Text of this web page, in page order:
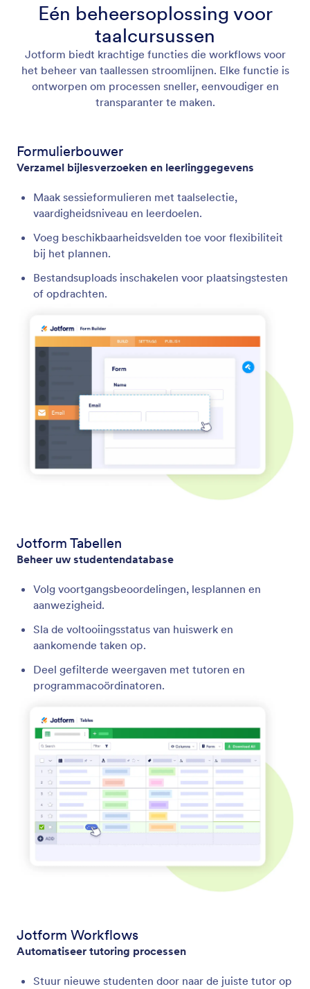
Eén beheersoplossing voor
taalcursussen
Jotform biedt krachtige functies die workflows voor
het beheer van taallessen stroomlijnen. Elke functie is
ontworpen om processen sneller, eenvoudiger en
transparanter te maken.
Formulierbouwer
Verzamel bijlesverzoeken en leerlinggegevens
Maak sessieformulieren met taalselectie,
vaardigheidsniveau en leerdoelen.
Voeg beschikbaarheidsvelden toe voor flexibiliteit
bij het plannen.
Bestandsuploads inschakelen voor plaatsingstesten
of opdrachten.
Jotform Tabellen
Beheer uw studentendatabase
Volg voortgangsbeoordelingen, lesplannen en
aanwezigheid.
Sla de voltooiingsstatus van huiswerk en
aankomende taken op.
Deel gefilterde weergaven met tutoren en
programmacoördinatoren.
Jotform Workflows
Automatiseer tutoring processen
Stuur nieuwe studenten door naar de juiste tutor op